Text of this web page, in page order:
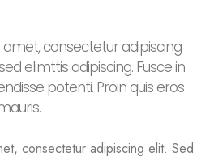
consectetur adipiscing
elimttis adipiscing. Fusce in
potenti. Proin quis eros
consectetur adipiscing elit. Sed